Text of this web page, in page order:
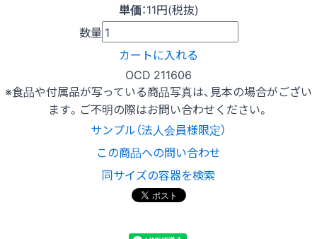
単価：11円(税抜)
数量
カートに入れる
OCD 211606
※食品や付属品が写っている商品写真は、見本の場合がござい
ます。ご不明の際はお問い合わせください。
サンプル（法人会員様限定）
この商品への問い合わせ
同サイズの容器を検索